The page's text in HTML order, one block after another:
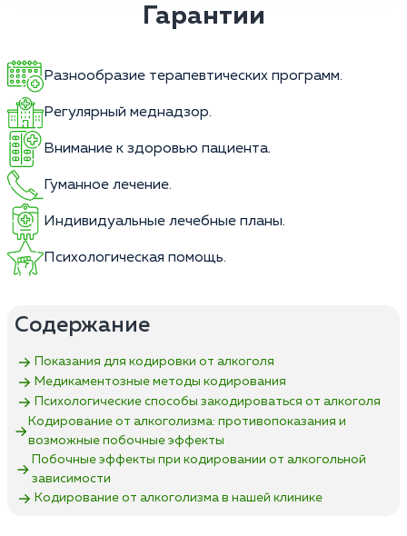
Гарантии
Разнообразие терапевтических программ.
Регулярный меднадзор.
Внимание к здоровью пациента.
Гуманное лечение.
Индивидуальные лечебные планы.
Психологическая помощь.
Содержание
Показания для кодировки от алкоголя
Медикаментозные методы кодирования
Психологические способы закодироваться от алкоголя
Кодирование от алкоголизма: противопоказания и
возможные побочные эффекты
Побочные эффекты при кодировании от алкогольной
зависимости
Кодирование от алкоголизма в нашей клинике